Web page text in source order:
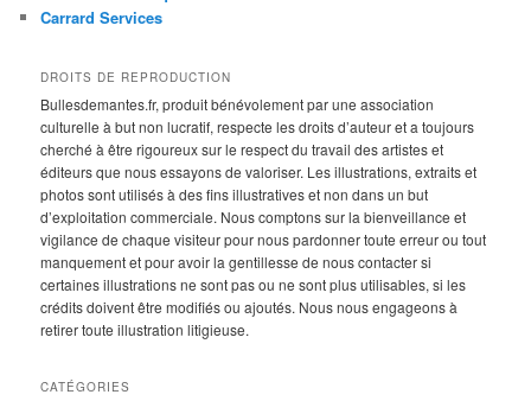
Carrard Services
DROITS DE REPRODUCTION
Bullesdemantes.fr, produit bénévolement par une association
culturelle à but non lucratif, respecte les droits d’auteur et a toujours
cherché à être rigoureux sur le respect du travail des artistes et
éditeurs que nous essayons de valoriser. Les illustrations, extraits et
photos sont utilisés à des fins illustratives et non dans un but
d’exploitation commerciale. Nous comptons sur la bienveillance et
vigilance de chaque visiteur pour nous pardonner toute erreur ou tout
manquement et pour avoir la gentillesse de nous contacter si
certaines illustrations ne sont pas ou ne sont plus utilisables, si les
crédits doivent être modifiés ou ajoutés. Nous nous engageons à
retirer toute illustration litigieuse.
CATÉGORIES